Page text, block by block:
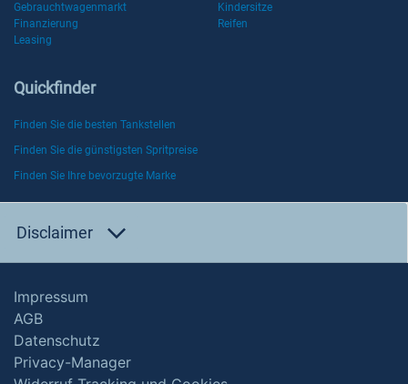
Gebrauchtwagenmarkt
Kindersitze
Finanzierung
Reifen
Leasing
Quickfinder
Finden Sie die besten Tankstellen
Finden Sie die günstigsten Spritpreise
Finden Sie Ihre bevorzugte Marke
Disclaimer
Impressum
AGB
Datenschutz
Privacy-Manager